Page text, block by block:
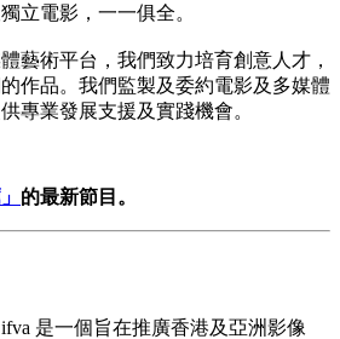
立電影，一一俱全。
藝術平台，我們致力培育創意人才，
作品。我們監製及委約電影及多媒體
專業發展支援及實踐機會。
的最新節目。
是一個旨在推廣香港及亞洲影像